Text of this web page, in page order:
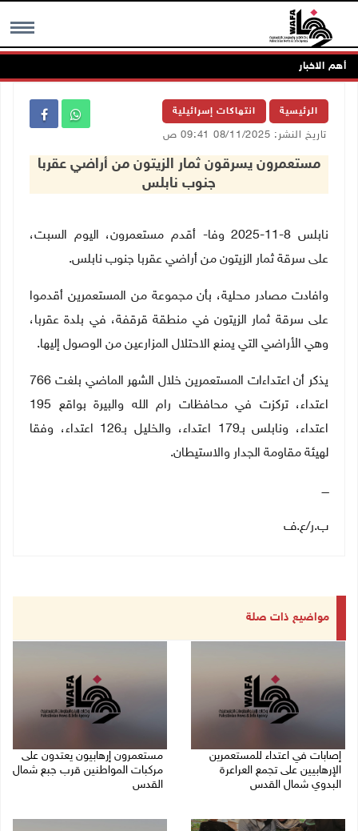
MENU أهم الاخبار
الرئيسية انتهاكات إسرائيلية
تاريخ النشر: 08/11/2025 09:41 ص
مستعمرون يسرقون ثمار الزيتون من أراضي عقربا
جنوب نابلس
نابلس 8-11-2025 وفا- أقدم مستعمرون، اليوم السبت،
على سرقة ثمار الزيتون من أراضي عقربا جنوب نابلس.
وافادت مصادر محلية، بأن مجموعة من المستعمرين أقدموا
على سرقة ثمار الزيتون في منطقة قرقفة، في بلدة عقربا،
وهي الأراضي التي يمنع الاحتلال المزارعين من الوصول إليها.
يذكر أن اعتداءات المستعمرين خلال الشهر الماضي بلغت 766
اعتداء، تركزت في محافظات رام الله والبيرة بواقع 195
اعتداء، ونابلس بـ179 اعتداء، والخليل بـ126 اعتداء، وفقا
لهيئة مقاومة الجدار والاستيطان.
ــــ
ب.ر/ع.ف
مواضيع ذات صلة
إصابات في اعتداء للمستعمرين
الإرهابيين على تجمع العراعرة
البدوي شمال القدس
مستعمرون إرهابيون يعتدون على
مركبات المواطنين قرب جبع شمال
القدس